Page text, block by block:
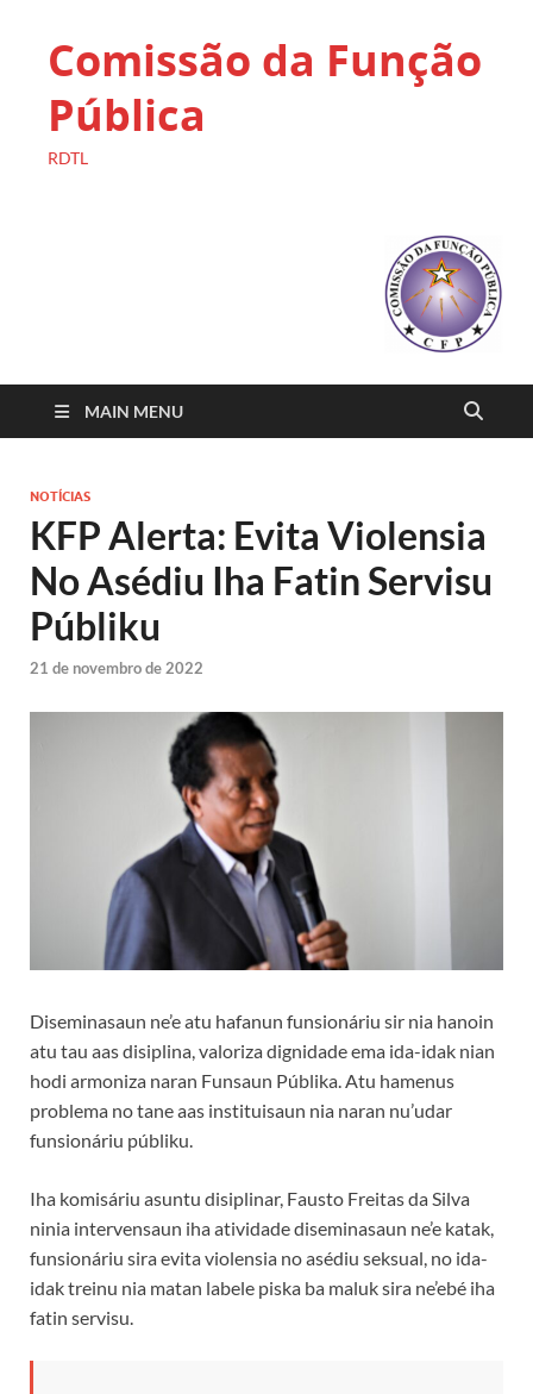
Comissão da Função
Pública
RDTL
MAIN MENU
NOTÍCIAS
KFP Alerta: Evita Violensia
No Asédiu Iha Fatin Servisu
Públiku
21 de novembro de 2022
Diseminasaun ne’e atu hafanun funsionáriu sir nia hanoin
atu tau aas disiplina, valoriza dignidade ema ida-idak nian
hodi armoniza naran Funsaun Públika. Atu hamenus
problema no tane aas instituisaun nia naran nu’udar
funsionáriu públiku.
Iha komisáriu asuntu disiplinar, Fausto Freitas da Silva
ninia intervensaun iha atividade diseminasaun ne’e katak,
funsionáriu sira evita violensia no asédiu seksual, no ida-
idak treinu nia matan labele piska ba maluk sira ne’ebé iha
fatin servisu.